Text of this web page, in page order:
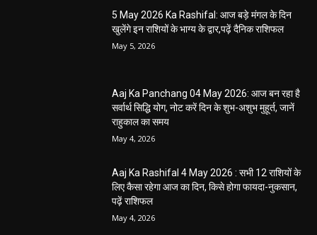
5 May 2026 Ka Rashifal: आज बड़े मंगल के दिन
खुलेंगे इन राशियों के भाग्य के द्वार,पढ़ें दैनिक राशिफल
May 5, 2026
Aaj Ka Panchang 04 May 2026: आज बन रहा है
सर्वार्थ सिद्धि योग, नोट करें दिन के शुभ-अशुभ मुहूर्त, जानें
राहुकाल का समय
May 4, 2026
Aaj Ka Rashifal 4 May 2026 : सभी 12 राशियों के
लिए कैसा रहेगा आज का दिन, किसे होगा फायदा-नुकसान,
पढ़ें राशिफल
May 4, 2026